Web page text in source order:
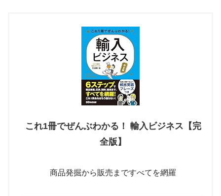
これ1冊でぜんぶわかる！ 輸入ビジネス【完
全版】
商品発掘から販売まですべてを網羅